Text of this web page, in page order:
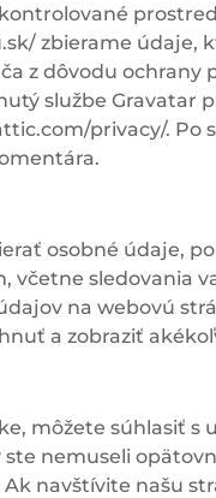
zbierame údaje,
z dôvodu
službe Gravatar
privacy/. Po
osobné údaje,
včetne sledovania
na webovú
a zobraziť
môžete súhlasiť s
ste nemuseli
navštívite našu